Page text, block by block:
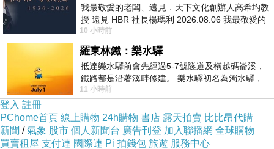
度，很容易被視為一個人的基本價值。相反，病、老、
弱、慢、不完整，則容易被看成失敗、阻礙或負擔。
當一個社會長期只崇拜強者，弱者就會被視為一種令人不
安的提醒。殘疾者提醒人，人生不一定由能力決定；病人
提醒人，健康不是理所當然；老人提醒人，效率終有盡
頭；死亡提醒人，再成功的人也不能永遠控制結果。功利
社會不喜歡這些提醒，所以它把它們推開。
迷信不是孤立存在，它往往依附在一個社會的價值系統之
我最敬愛的老闆、遠見．天下文化創辦人高希均教
授 遠見 HBR 社長楊瑪利 2026.08.06 我最敬愛的
老闆、遠見．天下文化創辦人高希均教
10 小時前
羅東林鐵：樂水驛
抵達樂水驛前會先經過5-7號隧道及橫越碼崙溪，
鐵路都是沿著溪畔修建。 樂水驛初名為濁水驛，
但因與臺鐵集集線車站同名，於1953
11 小時前
登入 註冊
PChome首頁 線上購物 24h購物 書店 露天拍賣 比比昂代購
新聞 /氣象 股市 個人新聞台 廣告刊登 加入聯播網 全球購物
買賣租屋 支付連 國際連 Pi 拍錢包 旅遊 服務中心